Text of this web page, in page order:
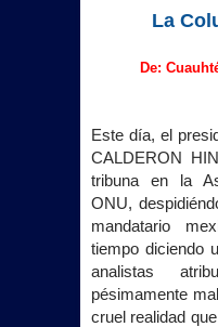
La
De:
Este día, el
CALDERON
tribuna en
la
ONU,
mandatario
tiempo diciendo
analistas
pésimamente
cruel realidad